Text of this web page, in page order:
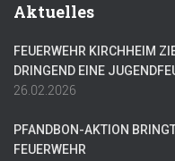
Aktuelles
FEUERWEHR KIRCHHEIM
DRINGEND EINE
26.02.2026
PFANDBON-AKTION
FEUERWEHR